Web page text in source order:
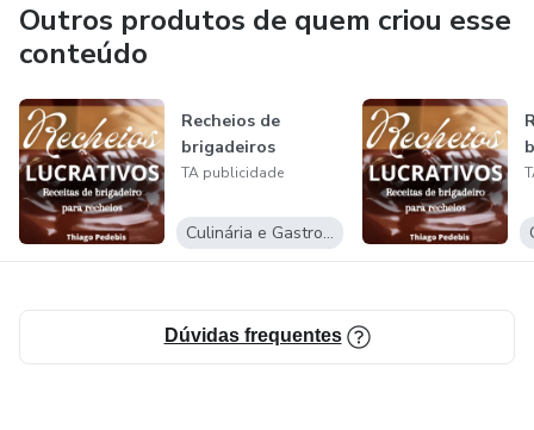
Outros produtos de quem criou esse
conteúdo
Recheios de
brigadeiros
TA publicidade
Culinária e Gastronomia
Dúvidas frequentes